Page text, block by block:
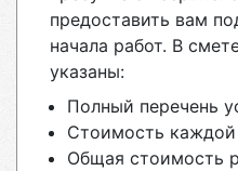
предоставить вам
начала работ. В
указаны:
Полный перечень
Стоимость каждой
Общая стоимость